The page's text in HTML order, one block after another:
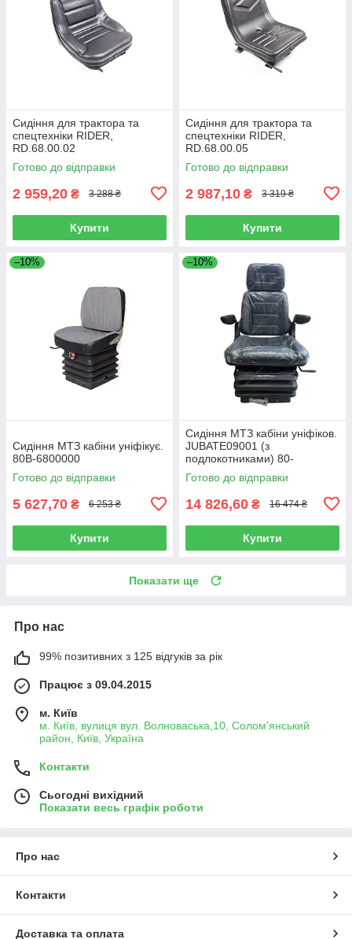
Сидіння для трактора та
спецтехніки RIDER,
RD.68.00.02
Готово до відправки
2 959,20 ₴ 3 288 ₴
Купити
Сидіння для трактора та
спецтехніки RIDER,
RD.68.00.05
Готово до відправки
2 987,10 ₴ 3 319 ₴
Купити
–10%
Сидіння МТЗ кабіни уніфікує.
80В-6800000
Готово до відправки
5 627,70 ₴ 6 253 ₴
Купити
–10%
Сидіння МТЗ кабіни уніфіков.
JUBATE09001 (з
подлокотниками) 80-
6800010-01 (вир-во Юбана,
Литва) 2011826
Готово до відправки
14 826,60 ₴ 16 474 ₴
Купити
Показати ще
Про нас
99% позитивних з 125 відгуків за рік
Працює з 09.04.2015
м. Київ
м. Київ, вулиця вул. Волноваська,10, Солом'янський
район, Київ, Україна
Контакти
Сьогодні вихідний
Показати весь графік роботи
Про нас
Контакти
Доставка та оплата